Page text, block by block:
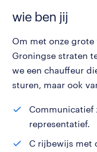
wie ben jij
Om met onze
Groningse straten
we een chauffeur
sturen, maar ook
Communicatief
representatief.
C rijbewijs met